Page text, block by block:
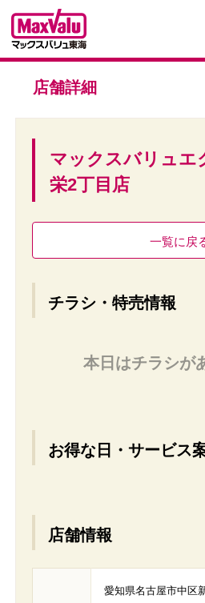
店舗詳細
マックスバリュエ
栄2丁目店
一覧に戻
チラシ・特売情報
本日はチラシが
お得な日・サービス
店舗情報
愛知県名古屋市中区